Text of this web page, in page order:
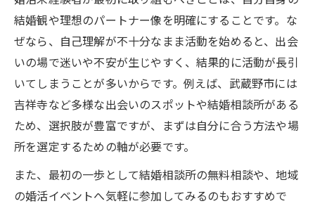
結婚観や理想のパートナー像を明確にすることです。な
ぜなら、自己理解が不十分なまま活動を始めると、出会
いの場で迷いや不安が生じやすく、結果的に活動が長引
いてしまうことが多いからです。例えば、武蔵野市には
吉祥寺など多様な出会いのスポットや結婚相談所がある
ため、選択肢が豊富ですが、まずは自分に合う方法や場
所を選定するための軸が必要です。
また、最初の一歩として結婚相談所の無料相談や、地域
の婚活イベントへ気軽に参加してみるのもおすすめで